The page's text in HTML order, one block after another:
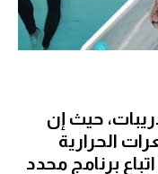
حيث إن
الحرارية
برنامج محدد